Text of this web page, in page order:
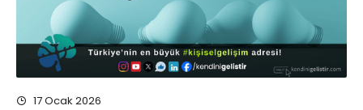
17 Ocak 2026